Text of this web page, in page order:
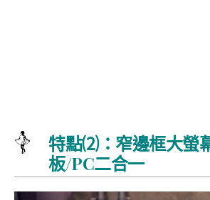
特點⑵：窄邊框大螢
板/PC二合一